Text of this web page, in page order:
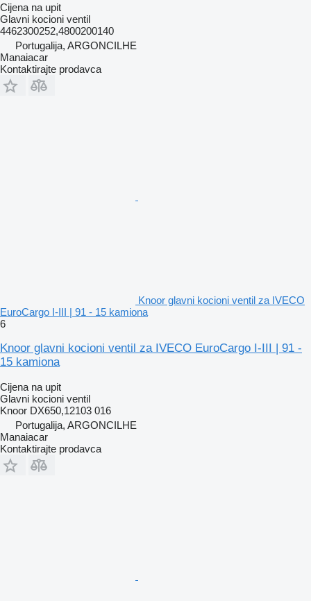
Cijena na upit
Glavni kocioni ventil
4462300252,4800200140
Portugalija, ARGONCILHE
Manaiacar
Kontaktirajte prodavca
Knoor glavni kocioni ventil za IVECO
EuroCargo I-III | 91 - 15 kamiona
6
Knoor glavni kocioni ventil za IVECO EuroCargo I-III | 91 -
15 kamiona
Cijena na upit
Glavni kocioni ventil
Knoor DX650,12103 016
Portugalija, ARGONCILHE
Manaiacar
Kontaktirajte prodavca